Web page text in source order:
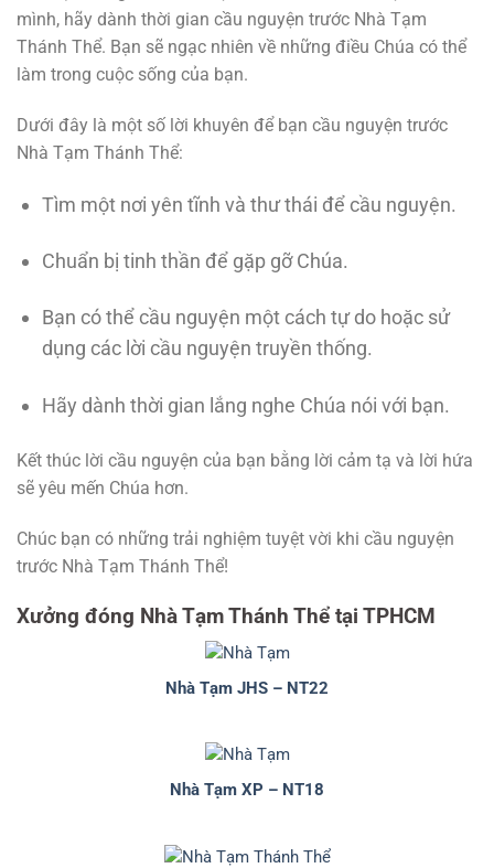
mình, hãy dành thời gian cầu nguyện trước Nhà Tạm
Thánh Thể. Bạn sẽ ngạc nhiên về những điều Chúa có thể
làm trong cuộc sống của bạn.
Dưới đây là một số lời khuyên để bạn cầu nguyện trước
Nhà Tạm Thánh Thể:
Tìm một nơi yên tĩnh và thư thái để cầu nguyện.
Chuẩn bị tinh thần để gặp gỡ Chúa.
Bạn có thể cầu nguyện một cách tự do hoặc sử
dụng các lời cầu nguyện truyền thống.
Hãy dành thời gian lắng nghe Chúa nói với bạn.
Kết thúc lời cầu nguyện của bạn bằng lời cảm tạ và lời hứa
sẽ yêu mến Chúa hơn.
Chúc bạn có những trải nghiệm tuyệt vời khi cầu nguyện
trước Nhà Tạm Thánh Thể!
Xưởng đóng Nhà Tạm Thánh Thể tại TPHCM
Nhà Tạm JHS – NT22
Nhà Tạm XP – NT18